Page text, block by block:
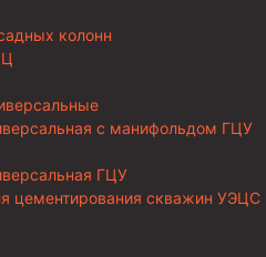
колонн
с манифольдом ГЦУ
ГЦУ
цементирования скважин УЭЦС